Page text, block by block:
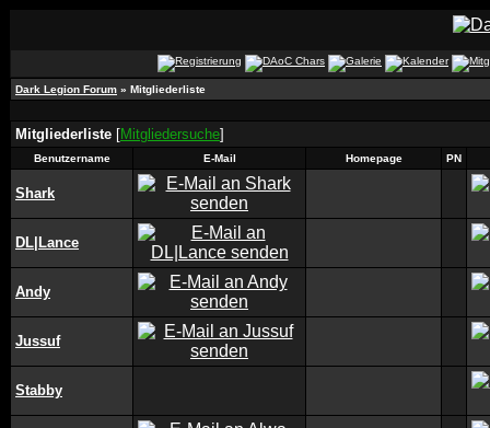
Dark Legion Forum » Mitgliederliste
Mitgliederliste [Mitgliedersuche]
Benutzername E-Mail Homepage PN
Shark
DL|Lance
Andy
Jussuf
Stabby